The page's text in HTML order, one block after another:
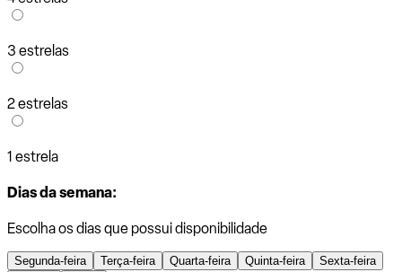
3 estrelas
2 estrelas
1 estrela
Dias da semana:
Escolha os dias que possui disponibilidade
Segunda-feira Terça-feira Quarta-feira Quinta-feira
Sexta-feira